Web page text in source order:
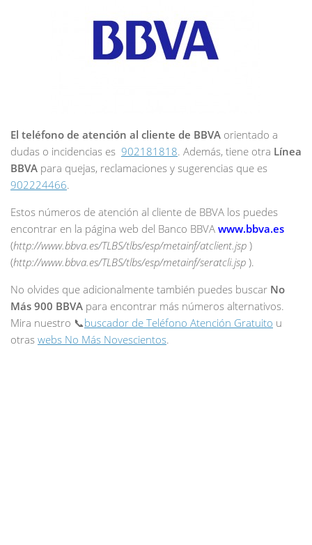
El teléfono de atención al cliente de BBVA orientado a
dudas o incidencias es 902181818. Además, tiene otra Línea
BBVA para quejas, reclamaciones y sugerencias que es
902224466.
Estos números de atención al cliente de BBVA los puedes
encontrar en la página web del Banco BBVA www.bbva.es
(http://www.bbva.es/TLBS/tlbs/esp/metainf/atclient.jsp )
(http://www.bbva.es/TLBS/tlbs/esp/metainf/seratcli.jsp ).
No olvides que adicionalmente también puedes buscar No
Más 900 BBVA para encontrar más números alternativos.
Mira nuestro 📞buscador de Teléfono Atención Gratuito u
otras webs No Más Novescientos.